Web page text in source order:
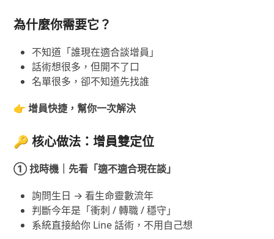
為什麼你需要它？
不知道「誰現在適合談增員」
話術想很多，但開不了口
名單很多，卻不知道先找誰
👉增員快捷，幫你一次解決
🔑核心做法：增員雙定位
① 找時機｜先看「適不適合現在談」
詢問生日 → 看生命靈數流年
判斷今年是「衝刺 / 轉職 / 穩守」
系統直接給你 Line 話術，不用自己想